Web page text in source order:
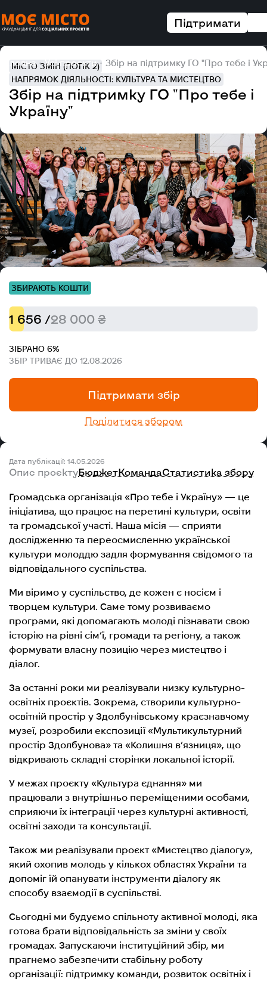
Підтримати
Головна Усі проєкти Збір на підтримку ГО "Про тебе і
МІСТО ЗМІН (ПОТІК 2)
НАПРЯМОК ДІЯЛЬНОСТІ: КУЛЬТУРА ТА МИСТЕЦТВО
Збір на підтримку ГО "Про тебе і
Україну"
ЗБИРАЮТЬ КОШТИ
1 656 /28 000 ₴
ЗІБРАНО 6%
ЗБІР ТРИВАЄ ДО 12.08.2026
Підтримати збір
Поділитися збором
Дата публікації: 14.05.2026
Опис проєктуБюджетКомандаСтатистика збору
Громадська організація «Про тебе і Україну» — це
ініціатива, що працює на перетині культури, освіти
та громадської участі. Наша місія — сприяти
дослідженню та переосмисленню української
культури молоддю задля формування свідомого та
відповідального суспільства.
Ми віримо у суспільство, де кожен є носієм і
творцем культури. Саме тому розвиваємо
програми, які допомагають молоді пізнавати свою
історію на рівні сім’ї, громади та регіону, а також
формувати власну позицію через мистецтво і
діалог.
За останні роки ми реалізували низку культурно-
освітніх проєктів. Зокрема, створили культурно-
освітній простір у Здолбунівському краєзнавчому
музеї, розробили експозиції «Мультикультурний
простір Здолбунова» та «Колишня в’язниця», що
відкривають складні сторінки локальної історії.
У межах проєкту «Культура єднання» ми
працювали з внутрішньо переміщеними особами,
сприяючи їх інтеграції через культурні активності,
освітні заходи та консультації.
Також ми реалізували проєкт «Мистецтво діалогу»,
який охопив молодь у кількох областях України та
допоміг їй опанувати інструменти діалогу як
способу взаємодії в суспільстві.
Сьогодні ми будуємо спільноту активної молоді, яка
готова брати відповідальність за зміни у своїх
громадах. Запускаючи інституційний збір, ми
прагнемо забезпечити стабільну роботу
організації: підтримку команди, розвиток освітніх і